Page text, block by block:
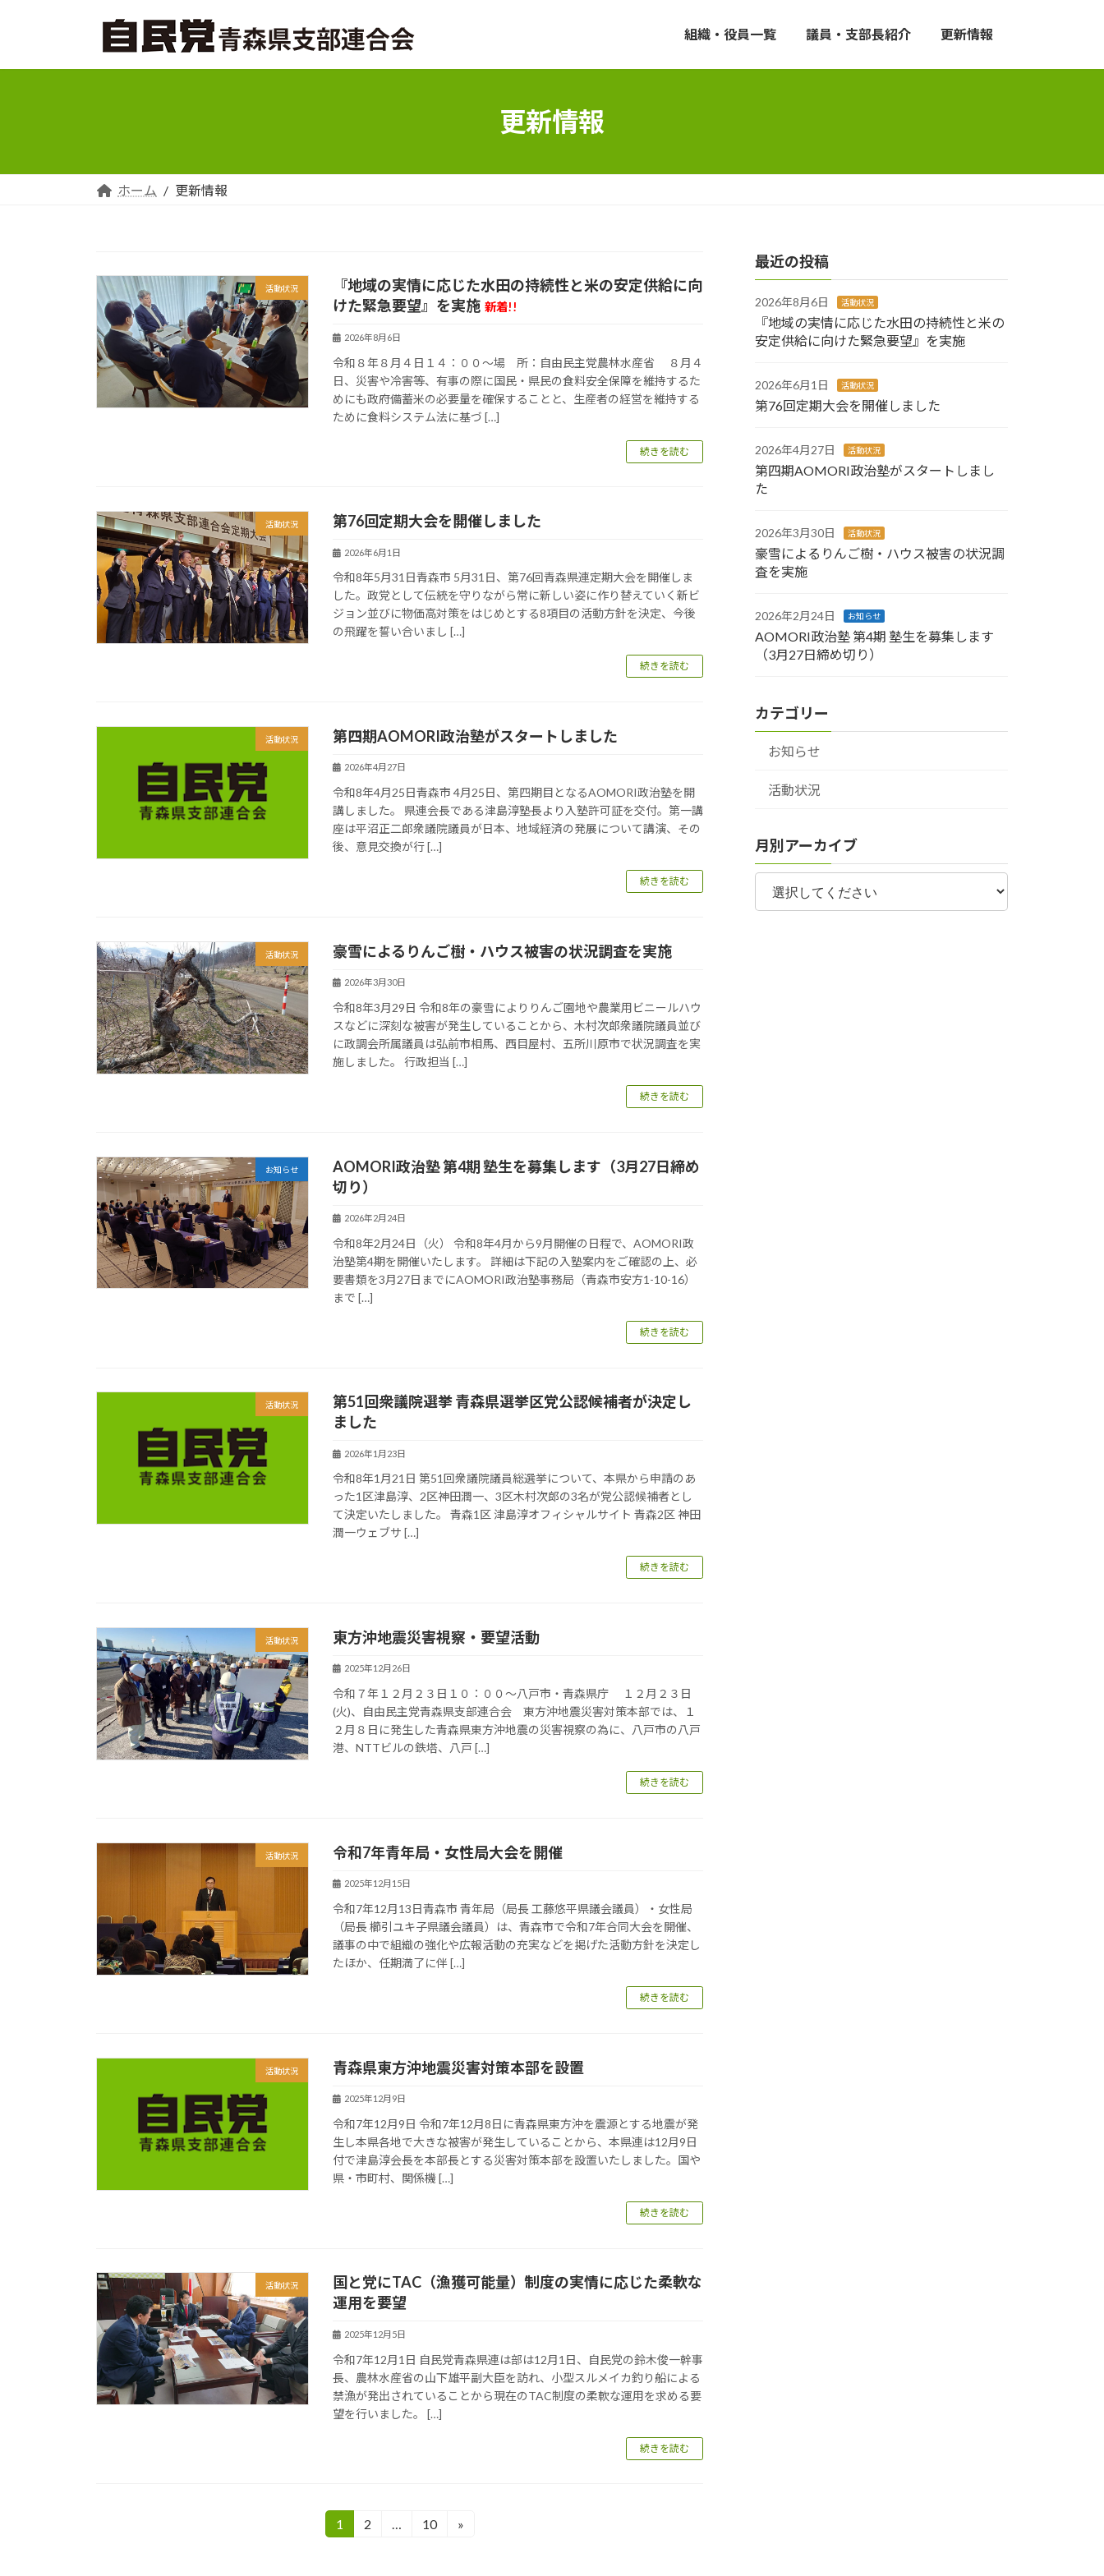
ン
ー
組織・役員一覧 議員・支部長紹介 更新情報
更新情報
ホーム 更新情報
活動状況
『地域の実情に応じた水田の持続性と米の安定供給に向
けた緊急要望』を実施 新着!!
2026年8月6日
令和８年８月４日１４：００～場 所：自由民主党農林水産省 ８月４
日、災害や冷害等、有事の際に国民・県民の食料安全保障を維持するた
めにも政府備蓄米の必要量を確保することと、生産者の経営を維持する
ために食料システム法に基づ […]
続きを読む
活動状況 第76回定期大会を開催しました
2026年6月1日
令和8年5月31日青森市 5月31日、第76回青森県連定期大会を開催しま
した。政党として伝統を守りながら常に新しい姿に作り替えていく新ビ
ジョン並びに物価高対策をはじめとする8項目の活動方針を決定、今後
の飛躍を誓い合いまし […]
続きを読む
活動状況 第四期AOMORI政治塾がスタートしました
2026年4月27日
令和8年4月25日青森市 4月25日、第四期目となるAOMORI政治塾を開
講しました。 県連会長である津島淳塾長より入塾許可証を交付。第一講
座は平沼正二郎衆議院議員が日本、地域経済の発展について講演、その
後、意見交換が行 […]
続きを読む
活動状況 豪雪によるりんご樹・ハウス被害の状況調査を実施
2026年3月30日
令和8年3月29日 令和8年の豪雪によりりんご園地や農業用ビニールハウ
スなどに深刻な被害が発生していることから、木村次郎衆議院議員並び
に政調会所属議員は弘前市相馬、西目屋村、五所川原市で状況調査を実
施しました。 行政担当 […]
続きを読む
お知らせ
AOMORI政治塾 第4期 塾生を募集します（3月27日締め
切り）
2026年2月24日
令和8年2月24日（火） 令和8年4月から9月開催の日程で、AOMORI政
治塾第4期を開催いたします。 詳細は下記の入塾案内をご確認の上、必
要書類を3月27日までにAOMORI政治塾事務局（青森市安方1-10-16）
まで […]
続きを読む
活動状況
第51回衆議院選挙 青森県選挙区党公認候補者が決定し
ました
2026年1月23日
令和8年1月21日 第51回衆議院議員総選挙について、本県から申請のあ
った1区津島淳、2区神田潤一、3区木村次郎の3名が党公認候補者とし
て決定いたしました。 青森1区 津島淳オフィシャルサイト 青森2区 神田
潤一ウェブサ […]
続きを読む
活動状況 東方沖地震災害視察・要望活動
2025年12月26日
令和７年１２月２３日１０：００～八戸市・青森県庁 １２月２３日
(火)、自由民主党青森県支部連合会 東方沖地震災害対策本部では、１
２月８日に発生した青森県東方沖地震の災害視察の為に、八戸市の八戸
港、NTTビルの鉄塔、八戸 […]
続きを読む
活動状況 令和7年青年局・女性局大会を開催
2025年12月15日
令和7年12月13日青森市 青年局（局長 工藤悠平県議会議員）・女性局
（局長 櫛引ユキ子県議会議員）は、青森市で令和7年合同大会を開催、
議事の中で組織の強化や広報活動の充実などを掲げた活動方針を決定し
たほか、任期満了に伴 […]
続きを読む
活動状況 青森県東方沖地震災害対策本部を設置
2025年12月9日
令和7年12月9日 令和7年12月8日に青森県東方沖を震源とする地震が発
生し本県各地で大きな被害が発生していることから、本県連は12月9日
付で津島淳会長を本部長とする災害対策本部を設置いたしました。国や
県・市町村、関係機 […]
続きを読む
活動状況
国と党にTAC（漁獲可能量）制度の実情に応じた柔軟な
運用を要望
2025年12月5日
令和7年12月1日 自民党青森県連は部は12月1日、自民党の鈴木俊一幹事
長、農林水産省の山下雄平副大臣を訪れ、小型スルメイカ釣り船による
禁漁が発出されていることから現在のTAC制度の柔軟な運用を求める要
望を行いました。 […]
続きを読む
固
1
固
2 …
固
10 »
最近の投稿
2026年8月6日 活動状況
『地域の実情に応じた水田の持続性と米の
安定供給に向けた緊急要望』を実施
2026年6月1日 活動状況
第76回定期大会を開催しました
2026年4月27日 活動状況
第四期AOMORI政治塾がスタートしまし
た
2026年3月30日 活動状況
豪雪によるりんご樹・ハウス被害の状況調
査を実施
2026年2月24日 お知らせ
AOMORI政治塾 第4期 塾生を募集します
（3月27日締め切り）
カテゴリー
お知らせ
活動状況
月別アーカイブ